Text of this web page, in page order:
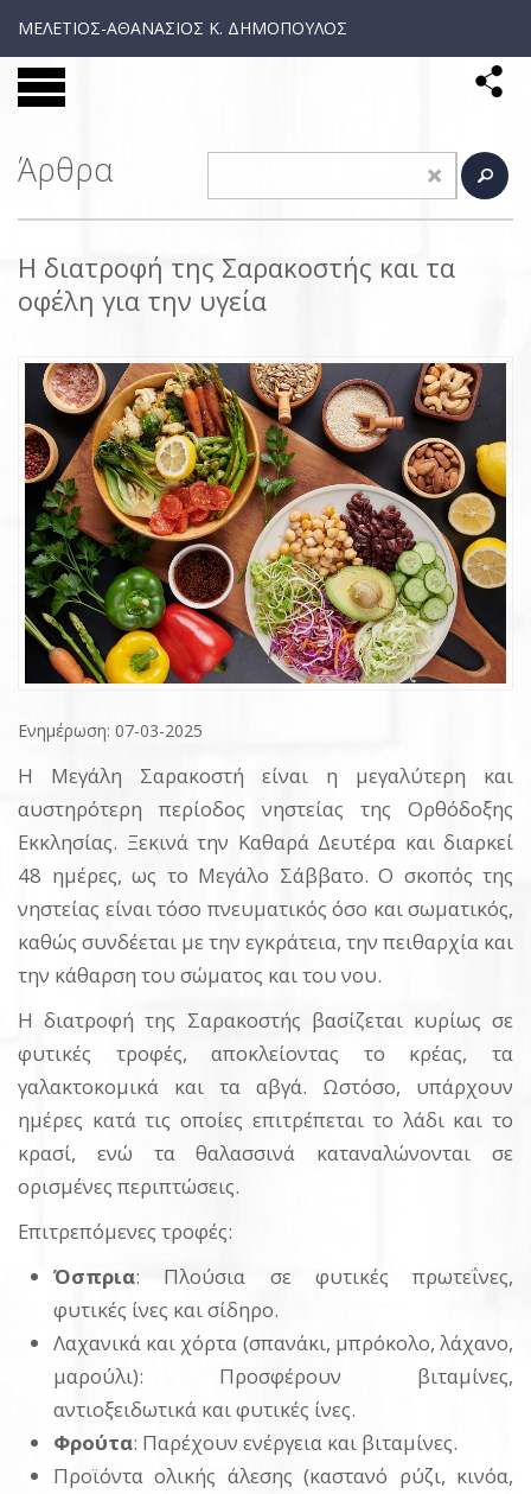
ΜΕΛΕΤΙΟΣ-ΑΘΑΝΑΣΙΟΣ Κ. ΔΗΜΟΠΟΥΛΟΣ
Άρθρα
Η διατροφή της Σαρακοστής και τα
οφέλη για την υγεία
Ενημέρωση: 07-03-2025
Η Μεγάλη Σαρακοστή είναι η μεγαλύτερη και
αυστηρότερη περίοδος νηστείας της Ορθόδοξης
Εκκλησίας. Ξεκινά την Καθαρά Δευτέρα και διαρκεί
48 ημέρες, ως το Μεγάλο Σάββατο. Ο σκοπός της
νηστείας είναι τόσο πνευματικός όσο και σωματικός,
καθώς συνδέεται με την εγκράτεια, την πειθαρχία και
την κάθαρση του σώματος και του νου.
Η διατροφή της Σαρακοστής βασίζεται κυρίως σε
φυτικές τροφές, αποκλείοντας το κρέας, τα
γαλακτοκομικά και τα αβγά. Ωστόσο, υπάρχουν
ημέρες κατά τις οποίες επιτρέπεται το λάδι και το
κρασί, ενώ τα θαλασσινά καταναλώνονται σε
ορισμένες περιπτώσεις.
Επιτρεπόμενες τροφές:
Όσπρια: Πλούσια σε φυτικές πρωτεΐνες,
φυτικές ίνες και σίδηρο.
Λαχανικά και χόρτα (σπανάκι, μπρόκολο, λάχανο,
μαρούλι): Προσφέρουν βιταμίνες,
αντιοξειδωτικά και φυτικές ίνες.
Φρούτα: Παρέχουν ενέργεια και βιταμίνες.
Προϊόντα ολικής άλεσης (καστανό ρύζι, κινόα,